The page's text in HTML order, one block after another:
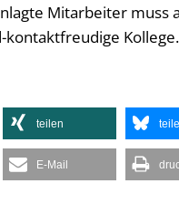
Mitarbeiter
Kollege.
teilen
E-Mail